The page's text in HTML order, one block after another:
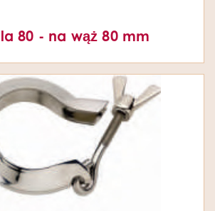
80 - na wąż 80 mm